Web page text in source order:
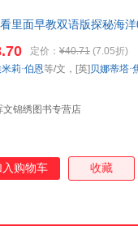
里面早教双语版探秘海
定价： ¥40.71 (7.05折)
文锦绣图书专营店
莉·伯恩等/文，[英] 贝娜蒂塔·
入购物车 收藏